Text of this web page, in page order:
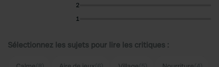
2
1
Sélectionnez les sujets pour lire les critiques :